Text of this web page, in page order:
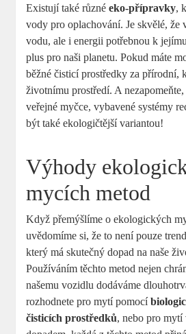
Existují také různéeko-přípravky,
vody pro oplachování. Je skvělé, že
vodu, ale i energii potřebnou k
plus pro naši planetu. Pokud máte
běžné čisticí prostředky za přírodní,
životnímu prostředí. A
veřejné myčce, vybavené systémy
být také ekologičtější variantou!
Výhody
mycích metod
Když přemýšlíme o ekologických
uvědomíme si, že to není pouze
který má skutečný dopad na naše
Používáním těchto metod nejen
našemu vozidlu dodáváme
rozhodnete pro mytí pomocí
čisticích prostředků, nebo pro